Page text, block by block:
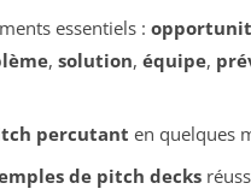
essentiels :
, solution, équipe,
percutant en quelques
de pitch decks